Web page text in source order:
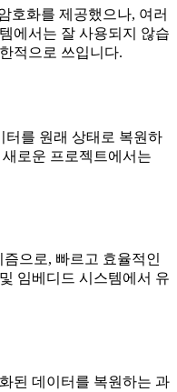
호화를 제공했으나, 여러
에서는 잘 사용되지 않습
적으로 쓰입니다.
터를 원래 상태로 복원하
로운 프로젝트에서는
으로, 빠르고 효율적인
임베디드 시스템에서 유
된 데이터를 복원하는 과